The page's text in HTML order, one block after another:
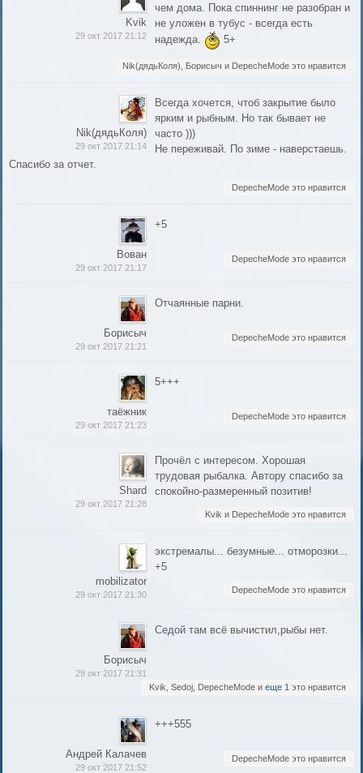
Kvik
29 окт 2017 21:12
чем дома. Пока спиннинг не разобран и
не уложен в тубус - всегда есть
надежда.
5+
Nik(дядьКоля), Борисыч и DepecheMode это нравится
Nik(дядьКоля)
29 окт 2017 21:14
Всегда хочется, чтоб закрытие было
ярким и рыбным. Но так бывает не
часто )))
Не переживай. По зиме - наверстаешь.
Спасибо за отчет.
DepecheMode это нравится
Вован
29 окт 2017 21:17
+5
DepecheMode это нравится
Борисыч
29 окт 2017 21:21
Отчаянные парни.
DepecheMode это нравится
таёжник
29 окт 2017 21:23
5+++
DepecheMode это нравится
Shard
29 окт 2017 21:28
Прочёл с интересом. Хорошая
трудовая рыбалка. Автору спасибо за
спокойно-размеренный позитив!
Kvik и DepecheMode это нравится
mobilizator
29 окт 2017 21:30
экстремалы... безумные... отморозки...
+5
DepecheMode это нравится
Борисыч
29 окт 2017 21:31
Седой там всё вычистил,рыбы нет.
Kvik, Sedoj, DepecheMode и еще 1 это нравится
Андрей Калачев
29 окт 2017 21:52
+++555
DepecheMode это нравится